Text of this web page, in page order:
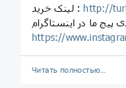
لینک خرید : http://
https://
Читать полностью…